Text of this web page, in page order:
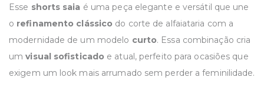
Esse shorts saia é uma peça elegante e versátil que une
o refinamento clássico do corte de alfaiataria com a
modernidade de um modelo curto. Essa combinação cria
umvisual sofisticado e atual, perfeito para ocasiões que
exigem um look mais arrumado sem perder a feminilidade.